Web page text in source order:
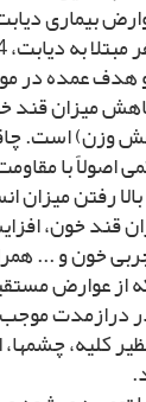
بیمارى
هدف عمده در
میزان قند
وزن) است.
اصولاً با
رفتن میزان
قند خون،
خون و ...
از عوارض
درازمدت
کلیه،